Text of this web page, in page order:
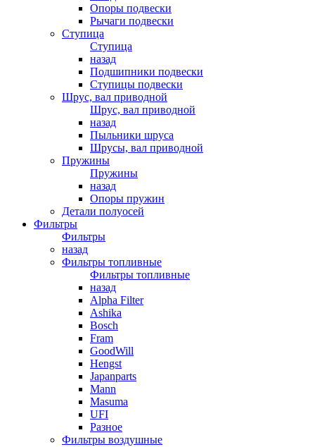
Опоры подвески
Рычаги подвески
Ступица
Ступица
назад
Подшипники подвески
Ступицы подвески
Шрус, вал приводной
Шрус, вал приводной
назад
Пыльники шруса
Шрусы, вал приводной
Пружины
Пружины
назад
Опоры пружин
Детали полуосей
Фильтры
Фильтры
назад
Фильтры топливные
Фильтры топливные
назад
Alpha Filter
Ashika
Bosch
Fram
GoodWill
Hengst
Japanparts
Mann
Masuma
UFI
Разное
Фильтры воздушные